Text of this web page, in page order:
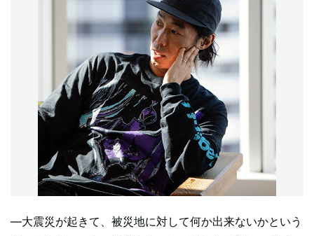
―大震災が起きて、被災地に対して何か出来ないかという